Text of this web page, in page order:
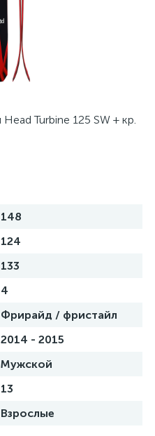
Turbine 125 SW + кр.
148
124
133
4
Фрирайд / фристайл
2014 - 2015
Мужской
13
Взрослые